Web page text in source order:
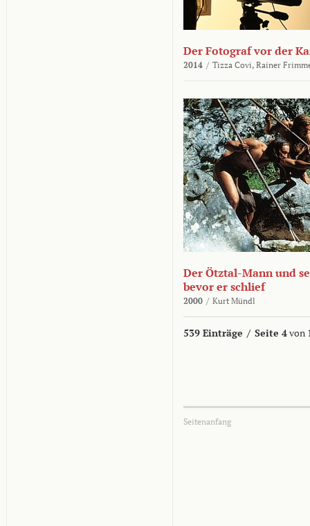
Der Fotograf vor der
2014 / Tizza Covi, Rainer
Der Ötztal-Mann und
bevor er schlief
2000 / Kurt Mündl
539 Einträge / Seite 4von
Seitenanfang